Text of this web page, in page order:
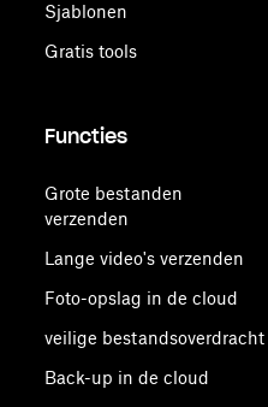
Sjablonen
Gratis tools
Functies
Grote bestanden
verzenden
Lange video's verzenden
Foto-opslag in de cloud
veilige bestandsoverdracht
Back-up in de cloud